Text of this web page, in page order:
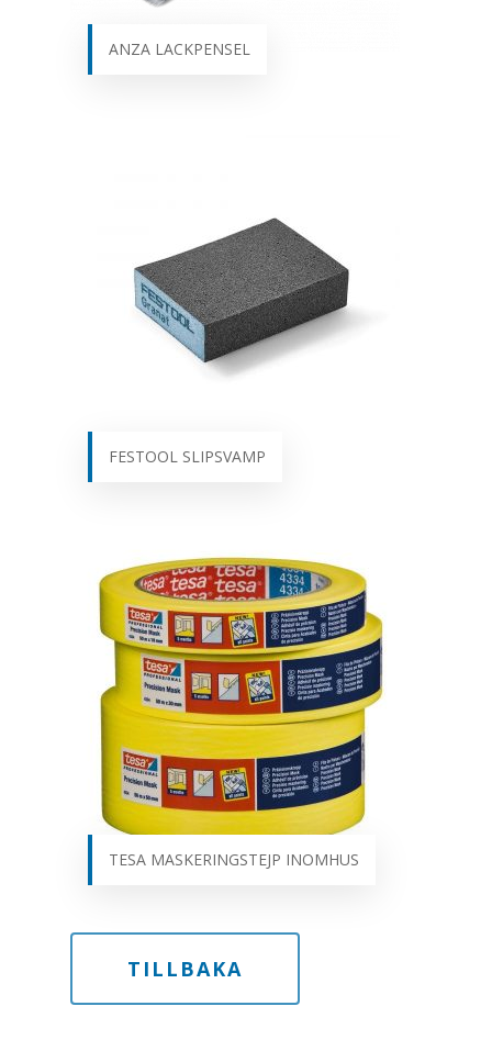
ANZA LACKPENSEL
FESTOOL SLIPSVAMP
TESA MASKERINGSTEJP INOMHUS
TILLBAKA